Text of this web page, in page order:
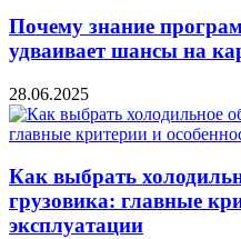
Почему знание
удваивает шансы на
28.06.2025
Как выбрать
грузовика: главные
эксплуатации